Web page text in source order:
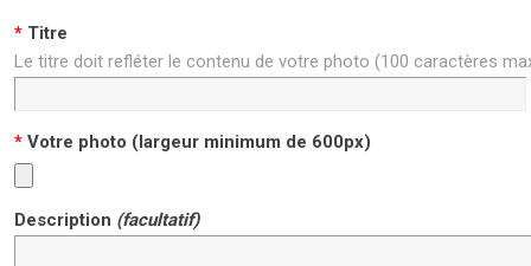
* Titre
Le titre doit refléter le contenu de votre photo (100 caractères
* Votre photo (largeur minimum de 600px)
Description (facultatif)